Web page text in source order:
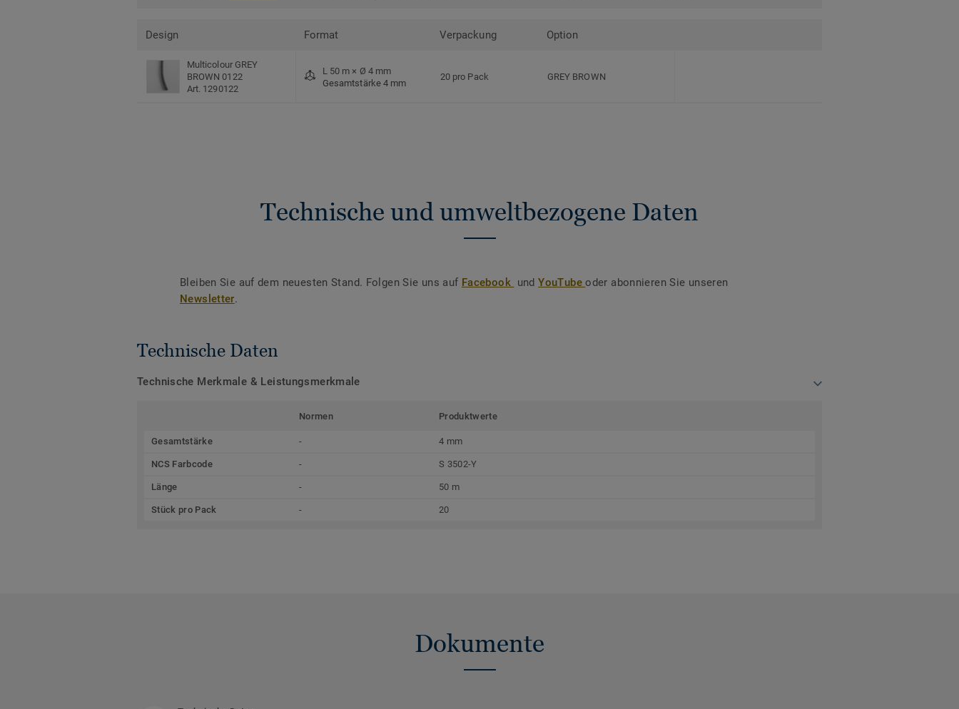
Design Format Verpackung Option
Multicolour GREY
BROWN 0122
Art. 1290122
L 50 m × Ø 4 mm
Gesamtstärke 4 mm
20 pro Pack GREY BROWN
Technische und umweltbezogene Daten
Bleiben Sie auf dem neuesten Stand. Folgen Sie uns auf Facebook undYouTubeoder abonnieren Sie unseren
Newsletter.
Technische Daten
Technische Merkmale & Leistungsmerkmale
Normen Produktwerte
Gesamtstärke - 4 mm
NCS Farbcode - S 3502-Y
Länge - 50 m
Stück pro Pack - 20
Dokumente